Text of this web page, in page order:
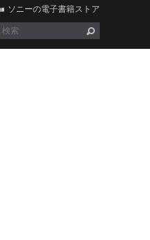
ソニーの電子書籍ストア